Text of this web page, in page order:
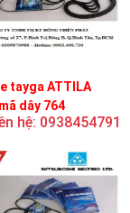
tayga ATTILA
dây 764
hệ: 0938454791